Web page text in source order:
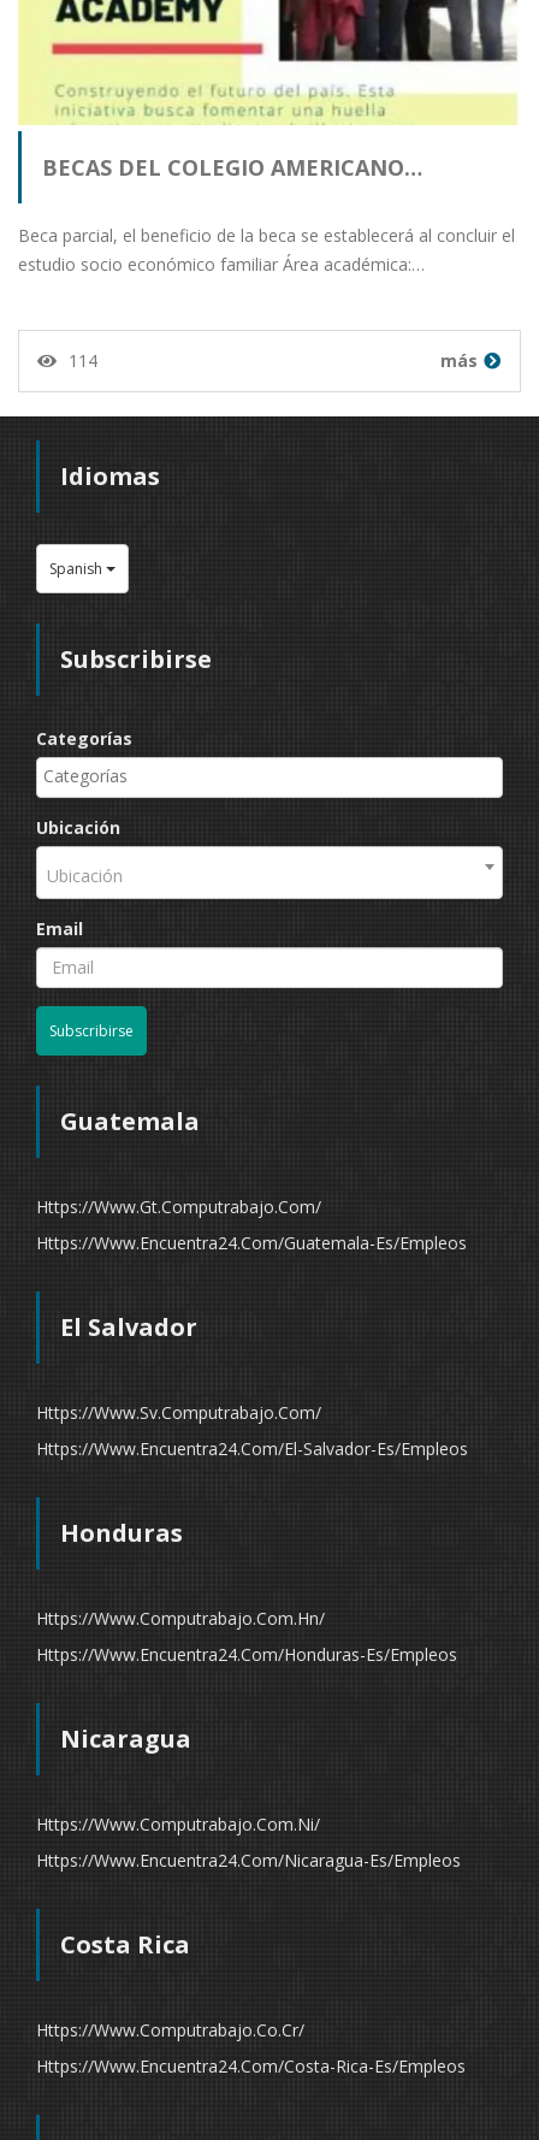
BECAS DEL COLEGIO AMERICANO…
Beca parcial, el beneficio de la beca se establecerá al concluir el
estudio socio económico familiar Área académica:…
114 más
Idiomas
Spanish
Subscribirse
Categorías
Ubicación
Ubicación
Email
Subscribirse
Guatemala
Https://www.gt.computrabajo.com/
Https://www.encuentra24.com/guatemala-Es/empleos
El Salvador
Https://www.sv.computrabajo.com/
Https://www.encuentra24.com/el-Salvador-Es/empleos
Honduras
Https://www.computrabajo.com.hn/
Https://www.encuentra24.com/honduras-Es/empleos
Nicaragua
Https://www.computrabajo.com.ni/
Https://www.encuentra24.com/nicaragua-Es/empleos
Costa Rica
Https://www.computrabajo.co.cr/
Https://www.encuentra24.com/costa-Rica-Es/empleos